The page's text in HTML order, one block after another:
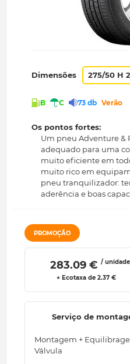
Dimensões 275/50 H
B C 73 db Verão
Os pontos fortes:
Um pneu Adventure &
adequado para uma
muito eficiente em
muito rico em
pneu tranquilizador:
aderência e boas
PROMOÇÃO
283.09 € / unidade
+ Ecotaxa de 2.37 €
Serviço de
Montagem +
Válvula